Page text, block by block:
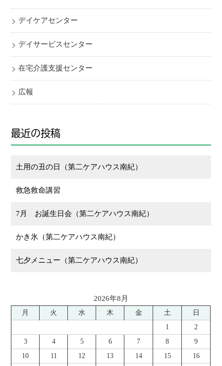
デイケアセンター
デイサービスセンター
在宅介護支援センター
広報
最近の投稿
土用の丑の日（第二ケアハウス南紀）
救急救命講習
7月 お誕生日会（第二ケアハウス南紀）
かき氷（第二ケアハウス南紀）
七夕メニュー（第二ケアハウス南紀）
2026年8月
月 火 水 木 金 土
日
1
2
3
4 5 6 7 8
9
10
11 12 13 14 15
16